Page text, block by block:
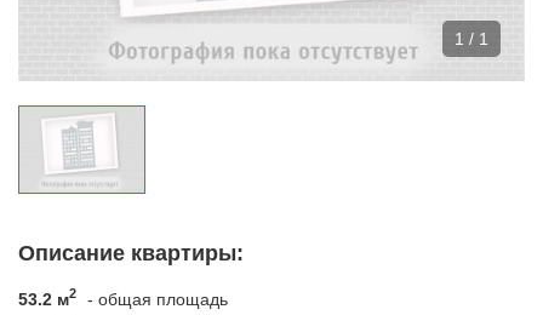
1 / 1
Описание квартиры:
53.2 м2
- общая площадь